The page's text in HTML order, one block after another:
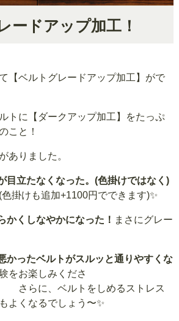
ードアップ加工！
【ベルトグレードアップ加工】がで
トに【ダークアップ加工】をたっぷ
こと！
ありました。
目立たなくなった。(色掛けではなく)
(色掛けも追加+1100円でできます)✨
かくしなやかになった！ まさにグレー
かったベルトがスルッと通りやすくな
をお楽しみくださ
ルトをしめるストレス
よくなるでしょう〜✨